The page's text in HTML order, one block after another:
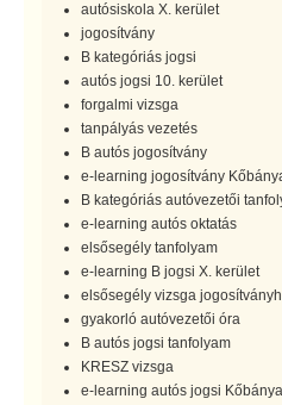
autósiskola X. kerület
jogosítvány
B kategóriás jogsi
autós jogsi 10. kerület
forgalmi vizsga
tanpályás vezetés
B autós jogosítvány
e-learning jogosítvány
B kategóriás autóvezetői
e-learning autós oktatás
elsősegély tanfolyam
e-learning B jogsi X. kerület
elsősegély vizsga
gyakorló autóvezetői óra
B autós jogsi tanfolyam
KRESZ vizsga
e-learning autós jogsi Kőbánya